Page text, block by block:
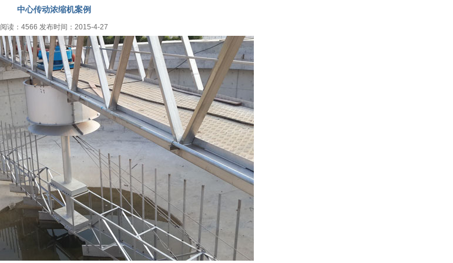
中心传动浓缩机案例
阅读：4566 发布时间：2015-4-27